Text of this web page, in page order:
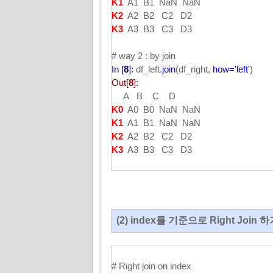
K1 A1 B1 NaN NaN
K2 A2 B2 C2 D2
K3 A3 B3 C3 D3
# way 2 : by join
In [8]: df_left.join(df_right, how='left')
Out[8]:
A B C D
K0 A0 B0 NaN NaN
K1 A1 B1 NaN NaN
K2 A2 B2 C2 D2
K3 A3 B3 C3 D3
(2) index를 기준으로 Right Join
# Right join on index